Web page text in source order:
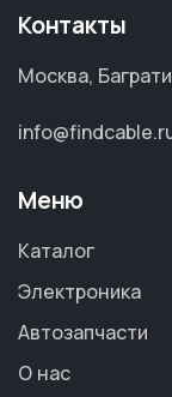
Контакты
Москва,
Меню
Каталог
Электроника
Автозапчасти
О нас